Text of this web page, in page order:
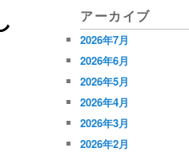
アーカイブ
2026年7月
2026年6月
2026年5月
2026年4月
2026年3月
2026年2月